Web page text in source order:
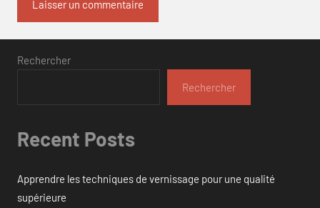
Rechercher
Rechercher
Recent Posts
Apprendre les techniques de vernissage pour une qualité
supérieure